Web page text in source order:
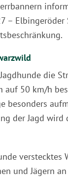
–
die
50 km/h
besonders
der Jagd
verstecktes
und Jägern